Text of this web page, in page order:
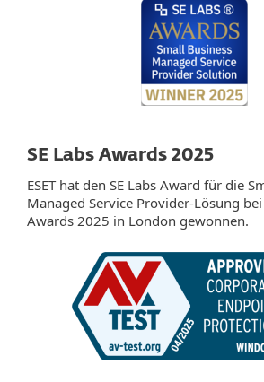
SE Labs Awards 2025
ESET hat den SE Labs Award für die
Managed Service Provider-Lösung bei
Awards 2025 in London gewonnen.